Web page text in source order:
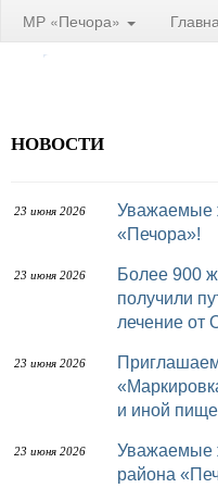
МР «Печора»
НОВОСТИ
23 июня 2026
Уважаемые жители муниципального района
«Печора»!
23 июня 2026
Более 900 жителей региона с начала года
получили
лечение от
23 июня 2026
Приглашаем принять участие в совещании
и иной
23 июня 2026
Уважаемые жители и гости муниципального
района